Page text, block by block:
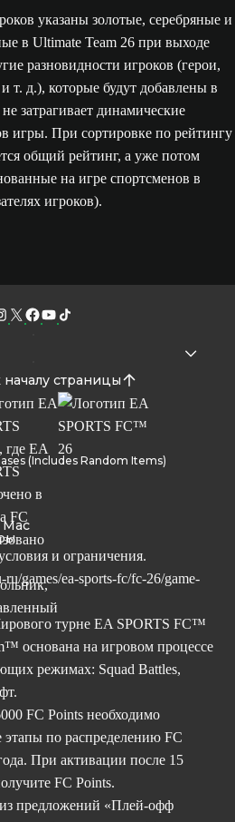
указаны золотые, серебряные и
в Ultimate Team 26 при выходе
разновидности игроков (герои,
т. д.), которые будут добавлены в
затрагивает динамические
игры. При сортировке по рейтингу
общий рейтинг, а уже потом
на игре спортсменов в
игроков).
страницы
(Includes Random Items)
и ограничения.
ru/games/ea-sports-fc/fc-26/game-
турне EA SPORTS FC™
основана на игровом процессе
режимах: Squad Battles,
FC Points необходимо
этапы по распределению FC
При активации после 15
FC Points.
предложений «Плей-офф